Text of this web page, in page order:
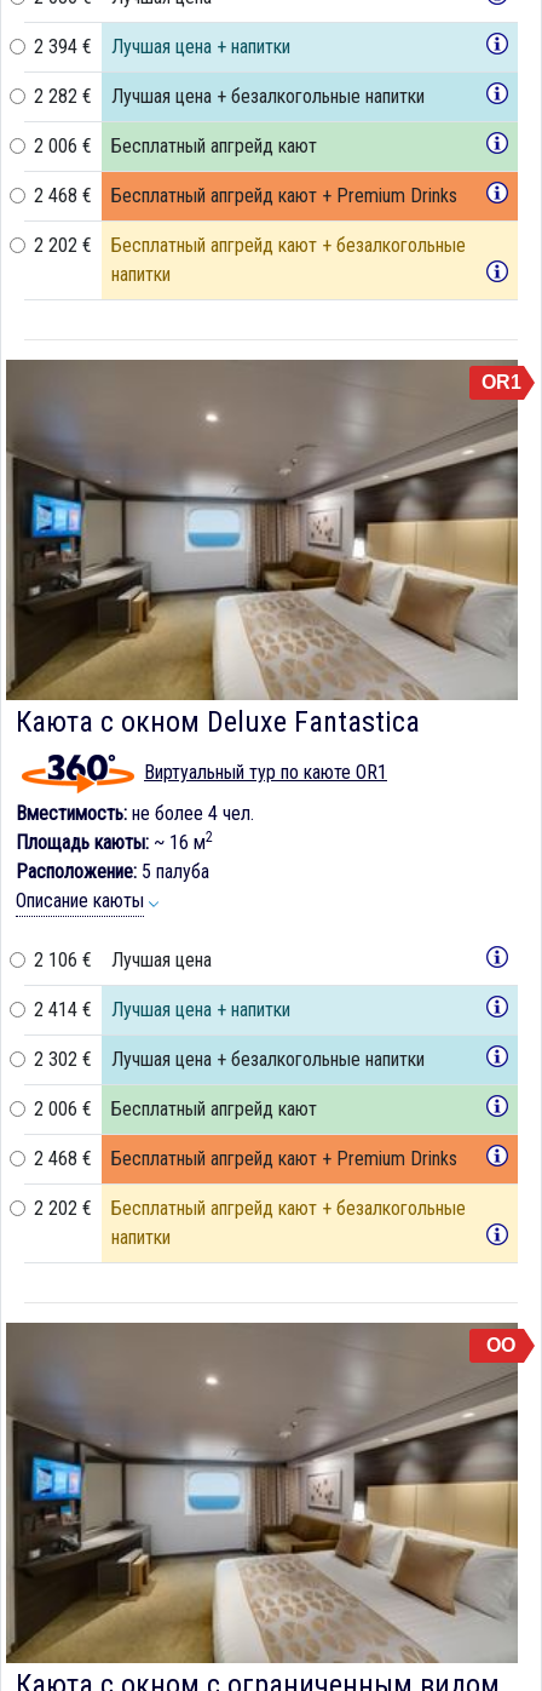
2 394 € Лучшая цена + напитки
2 282 € Лучшая цена + безалкогольные напитки
2 006 € Бесплатный апгрейд кают
2 468 € Бесплатный апгрейд кают + Premium Drinks
2 202 €
Бесплатный апгрейд кают + безалкогольные
напитки
OR1
Каюта с окном Deluxe Fantastica
Виртуальный тур по каюте OR1
Вместимость: не более 4 чел.
Площадь каюты: ~ 16 м2
Расположение: 5 палуба
Описание каюты
2 106 € Лучшая цена
2 414 € Лучшая цена + напитки
2 302 € Лучшая цена + безалкогольные напитки
2 006 € Бесплатный апгрейд кают
2 468 € Бесплатный апгрейд кают + Premium Drinks
2 202 €
Бесплатный апгрейд кают + безалкогольные
напитки
OO